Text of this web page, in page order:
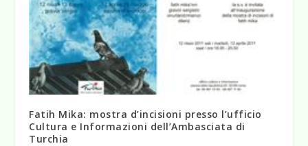
Fatih Mika: mostra d’incisioni presso l’ufficio
Cultura e Informazioni dell’Ambasciata di
Turchia